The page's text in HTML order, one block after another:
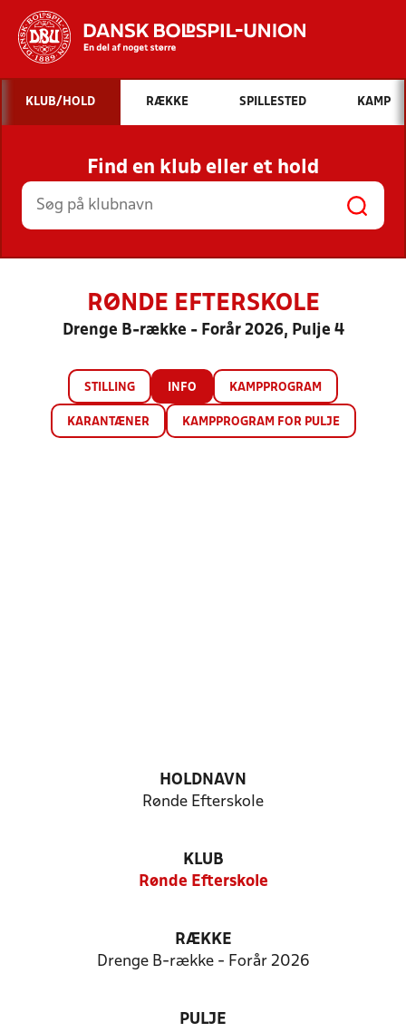
Hvad vil du søge efter?
INDHOLD OG NYHEDER
STILLINGER, RESULTATER, KLUBBER OG
HOLD
KLUB/HOLD RÆKKE SPILLESTED KAMP
Find en klub eller et hold
RØNDE EFTERSKOLE
Drenge B-række - Forår 2026, Pulje 4
STILLING INFO KAMPPROGRAM
KARANTÆNER KAMPPROGRAM FOR PULJE
HOLDNAVN
Rønde Efterskole
KLUB
Rønde Efterskole
RÆKKE
Drenge B-række - Forår 2026
PULJE